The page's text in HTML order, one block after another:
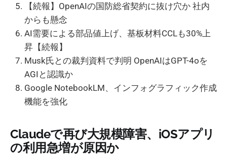
【続報】OpenAIの国防総省契約に抜け穴か 社内
からも懸念
AI需要による部品値上げ、基板材料CCLも30%上
昇【続報】
Musk氏との裁判資料で判明 OpenAIはGPT-4oを
AGIと認識か
Google NotebookLM、インフォグラフィック作成
機能を強化
Claudeで再び大規模障害、iOSアプリ
の利用急増が原因か